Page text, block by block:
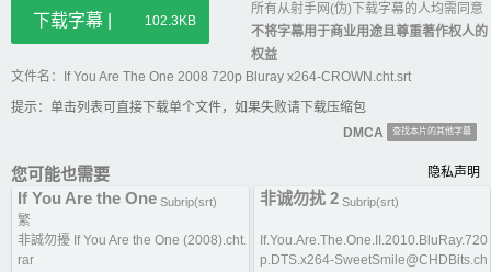
下载字幕 | 102.3KB
所有从射手网(伪)下载字幕的人均需同意
不将字幕用于商业用途且尊重著作权人的
权益
文件名：If You Are The One 2008 720p Bluray x264-CROWN.cht.srt
提示：单击列表可直接下载单个文件，如果失败请下载压缩包
DMCA
查找本片的其他字幕
您可能也需要 隐私声明
If You Are the One Subrip(srt)
繁
非誠勿擾 If You Are the One (2008).cht.
rar
非诚勿扰 2 Subrip(srt)
If.You.Are.The.One.II.2010.BluRay.720
p.DTS.x264-SweetSmile@CHDBits.ch